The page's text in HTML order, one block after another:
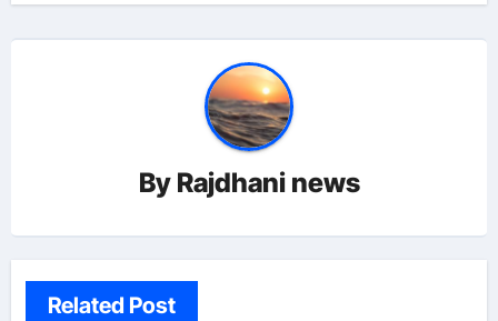
By Rajdhani news
Related Post